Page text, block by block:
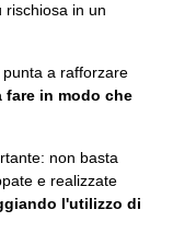
rischiosa in un
a rafforzare
fare in modo che
non basta
e realizzate
l'utilizzo di